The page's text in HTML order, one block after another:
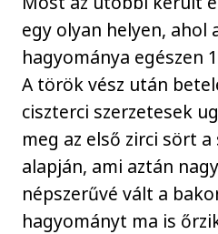
egy olyan helyen, ahol
hagyománya egészen
A török vész után
ciszterci szerzetesek
meg az első zirci sört
alapján, ami aztán
népszerűvé vált a
hagyományt ma is